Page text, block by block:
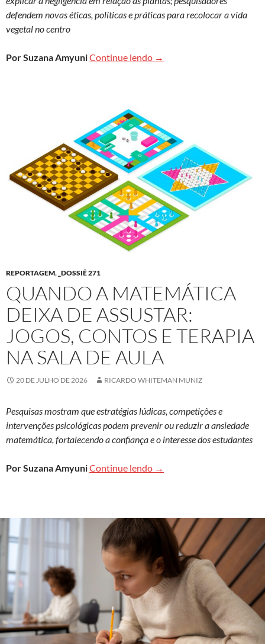
defendem novas éticas, políticas e práticas para recolocar a vida
vegetal no centro
Por Suzana AmyuniContinue lendo Distração botânica
→
REPORTAGEM, _DOSSIÊ 271
QUANDO A MATEMÁTICA
DEIXA DE ASSUSTAR:
JOGOS, CONTOS E TERAPIA
NA SALA DE AULA
20 DE JULHO DE 2026 RICARDO WHITEMAN MUNIZ
Pesquisas mostram que estratégias lúdicas, competições e
intervenções psicológicas podem prevenir ou reduzir a ansiedade
matemática, fortalecendo a confiança e o interesse dos estudantes
Por Suzana AmyuniContinue lendo Quando a matemática
→